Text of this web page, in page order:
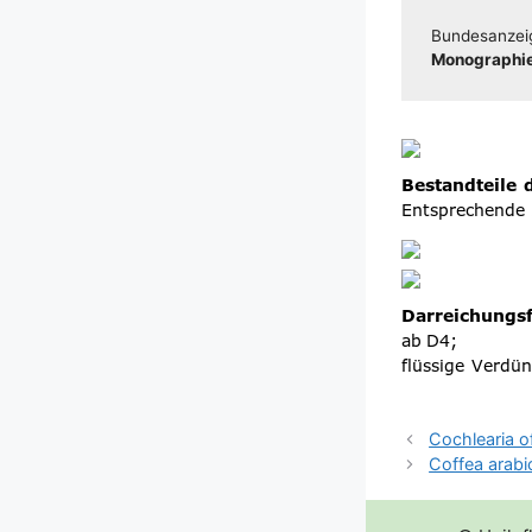
Cochlearia
Coffea